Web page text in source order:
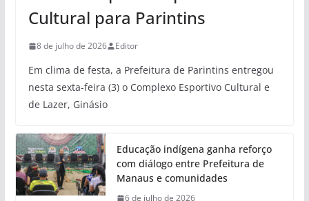
Cultural para Parintins
8 de julho de 2026 Editor
Em clima de festa, a Prefeitura de Parintins entregou
nesta sexta-feira (3) o Complexo Esportivo Cultural e
de Lazer, Ginásio
Educação indígena ganha reforço
com diálogo entre Prefeitura de
Manaus e comunidades
6 de julho de 2026